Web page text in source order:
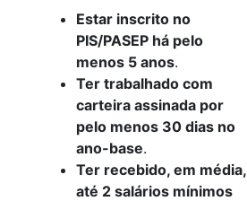
Estar inscrito no
PIS/PASEP há pelo
menos 5 anos.
Ter trabalhado com
carteira assinada por
pelo menos 30 dias no
ano-base.
Ter recebido, em média,
até 2 salários mínimos